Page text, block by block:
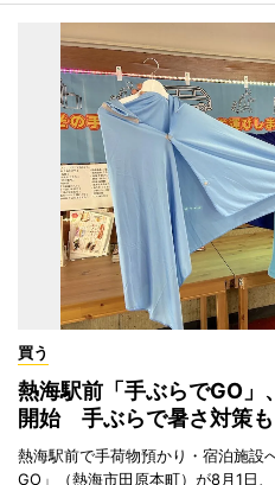
買う
熱海駅前「手ぶらでGO」
開始 手ぶらで暑さ対策も
熱海駅前で手荷物預かり・宿泊施設
GO」（熱海市田原本町）が8月1日